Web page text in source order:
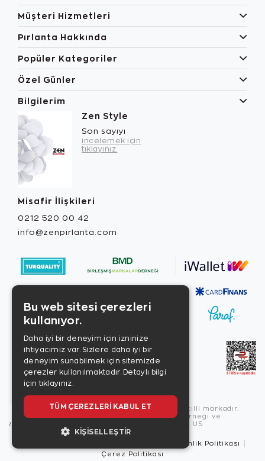
Müşteri Hizmetleri
Pırlanta Hakkında
Popüler Kategoriler
Özel Günler
Bilgilerim
Zen Style
Son sayıyı
incelemek için
tıklayınız.
Misafir İlişkileri
0212 520 00 42
info@zenpirlanta.com
Copyright © 2026, Zen Diamond tescilli markadır.
Zen Diamond Birleşmiş Markalar Derneği ve
Turquality Destek Programı üyesidir. US
Güvenlik Politikası
Çerez Politikası
Bu web sitesi çerezleri
kullanıyor.
Daha iyi bir deneyim için izninize
ihtiyacımız var. Sizlere daha iyi bir
deneyim sunabilmek için sitemizde
çerezler kullanılmaktadır. Detaylı bilgi
için tıklayınız.
TÜM ÇEREZLERI KABUL ET
KIŞISELLEŞTIR